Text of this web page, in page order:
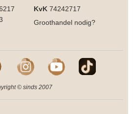
KvK 74242717
Groothandel nodig?
© sinds 2007